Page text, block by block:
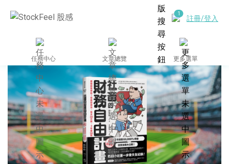
註冊/登入
任務中心 文章總覽 更多選單